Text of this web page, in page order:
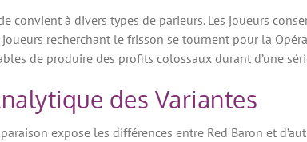
convient à divers types de parieurs. Les joueurs
joueurs recherchant le frisson se tournent pour la
de produire des profits colossaux durant d’une
des Variantes
expose les différences entre Red Baron et